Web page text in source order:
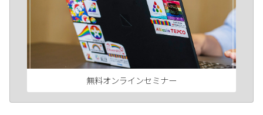
無料オンラインセミナー